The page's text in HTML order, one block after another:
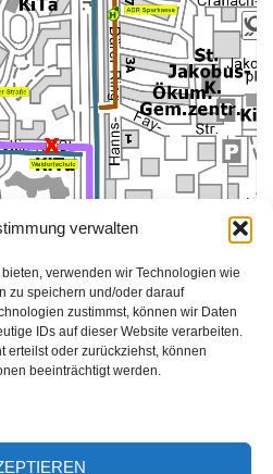
verwalten
verwenden wir Technologien wie
zu speichern und/oder darauf
zustimmst, können wir Daten
IDs auf dieser Website verarbeiten.
erteilst oder zurückziehst, können
beeinträchtigt werden.